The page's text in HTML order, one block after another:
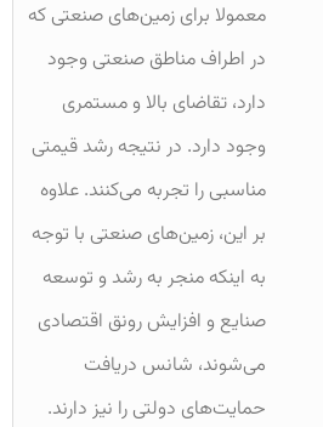
معمولا برای زمین‌های صنعتی که
در اطراف مناطق صنعتی وجود
دارد، تقاضای بالا و مستمری
وجود دارد. در نتیجه رشد قیمتی
مناسبی را تجربه می‌کنند. علاوه
بر این، زمین‌های صنعتی با توجه
به اینکه منجر به رشد و توسعه
صنایع و افزایش رونق اقتصادی
می‌شوند، شانس دریافت
حمایت‌های دولتی را نیز دارند.